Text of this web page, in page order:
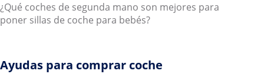
¿Qué coches de segunda mano son mejores para
poner sillas de coche para bebés?
Ayudas para comprar coche